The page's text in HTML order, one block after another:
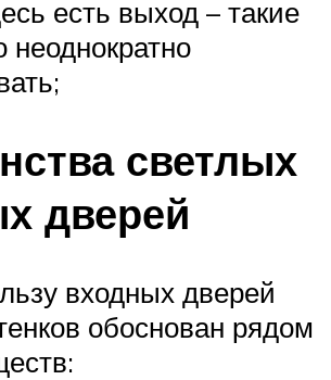
есть выход – такие
светлых
дверей
входных дверей
обоснован рядом